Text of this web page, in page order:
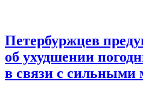
Петербуржцев
об ухудшении
в связи с сильными